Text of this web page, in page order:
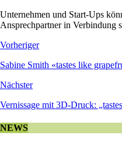
Unternehmen und Start-Ups
Ansprechpartner in Verbindung
Vorheriger
Sabine Smith «tastes like
Nächster
Vernissage mit 3D-Druck:
NEWS